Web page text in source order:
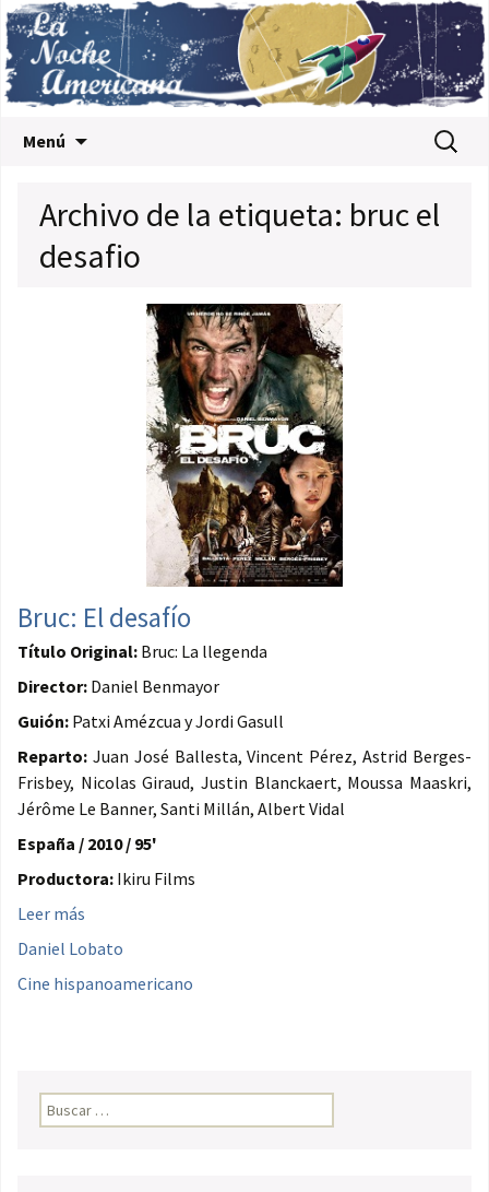
Menú Buscar:
Archivo de la etiqueta: bruc el
desafio
Bruc: El desafío
Título Original: Bruc: La llegenda
Director: Daniel Benmayor
Guión: Patxi Amézcua y Jordi Gasull
Reparto: Juan José Ballesta, Vincent Pérez, Astrid Berges-
Frisbey, Nicolas Giraud, Justin Blanckaert, Moussa Maaskri,
Jérôme Le Banner, Santi Millán, Albert Vidal
España / 2010 / 95'
Productora: Ikiru Films
Leer más
Daniel Lobato
Cine hispanoamericano
Buscar: